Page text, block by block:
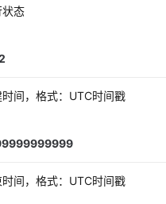
态
间，格式：UTC时间戳
间，格式：UTC时间戳